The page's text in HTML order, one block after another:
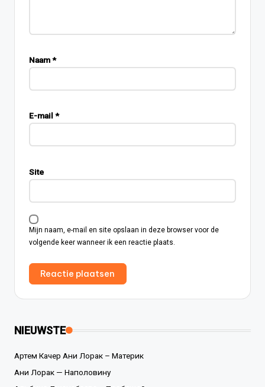
Naam*
E-mail *
Site
Mijn naam, e-mail en site opslaan in deze browser voor de
volgende keer wanneer ik een reactie plaats.
NIEUWSTE
Артем Качер Ани Лорак – Материк
Ани Лорак — Наполовину